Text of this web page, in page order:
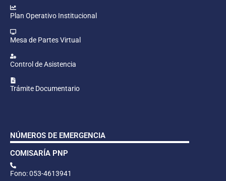
Plan Operativo Institucional
Mesa de Partes Virtual
Control de Asistencia
Trámite Documentario
NÚMEROS DE EMERGENCIA
COMISARÍA PNP
Fono: 053-4613941